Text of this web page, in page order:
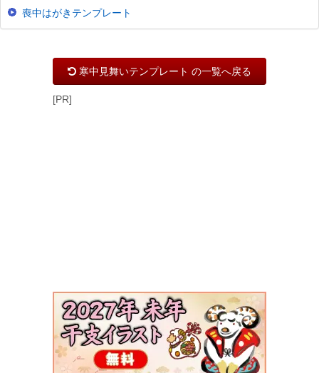
喪中はがきテンプレート
寒中見舞いテンプレート の一覧へ戻る
[PR]